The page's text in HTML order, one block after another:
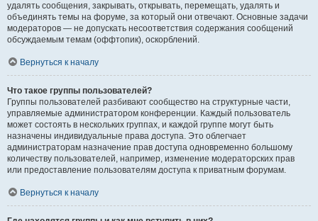
удалять сообщения, закрывать, открывать, перемещать, удалять и
объединять темы на форуме, за который они отвечают. Основные задачи
модераторов — не допускать несоответствия содержания сообщений
обсуждаемым темам (оффтопик), оскорблений.
Вернуться к началу
Что такое группы пользователей?
Группы пользователей разбивают сообщество на структурные части,
управляемые администратором конференции. Каждый пользователь
может состоять в нескольких группах, и каждой группе могут быть
назначены индивидуальные права доступа. Это облегчает
администраторам назначение прав доступа одновременно большому
количеству пользователей, например, изменение модераторских прав
или предоставление пользователям доступа к приватным форумам.
Вернуться к началу